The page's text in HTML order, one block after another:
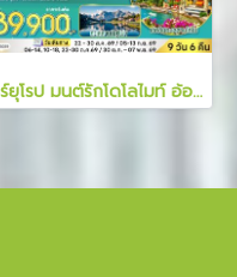
ทัวร์ยุโรป มนต์รักโดโลไมท์ อ้อมกอดขุนเขาและเงาทะเลสาบ 9 วัน 6 คืน